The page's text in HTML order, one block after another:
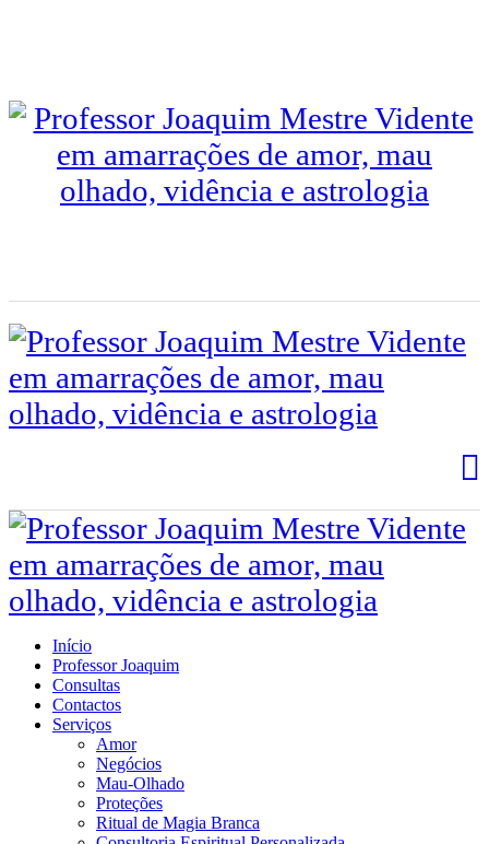
Início
Professor Joaquim
Consultas
Contactos
Serviços
Amor
Negócios
Mau-Olhado
Proteções
Ritual de Magia Branca